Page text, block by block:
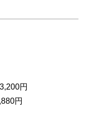
円
円